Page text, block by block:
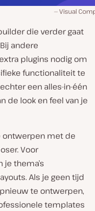
Visual
die verder gaat
andere
plugins nodig om
functionaliteit te
een alles-in-één
de look en feel van je
ontwerpen met de
Voor
thema’s
Als je geen tijd
te ontwerpen,
templates